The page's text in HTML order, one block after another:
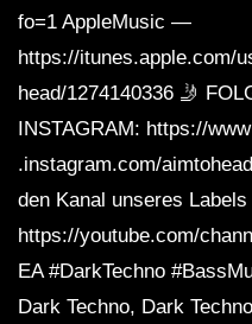
Dark
Techno Mix
Cyberpunk /
1 HOUR
fo=1 AppleMusic —
https://itunes.apple.com/
head/1274140336 🤳
INSTAGRAM: https://www
.instagram.com/
den Kanal unseres Labels
https://youtube.com/
EA #DarkTechno
Dark Techno, Dark